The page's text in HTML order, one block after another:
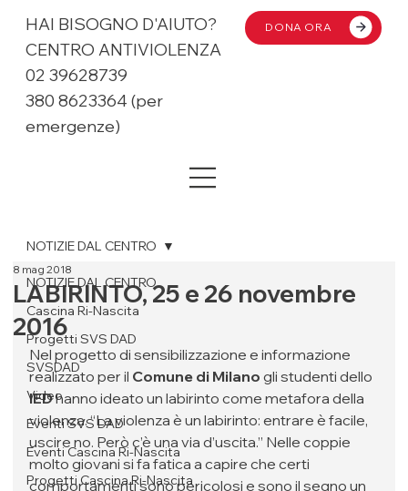
HAI BISOGNO D'AIUTO?
CENTRO ANTIVIOLENZA
02 39628739
380 8623364 (per
emergenze)
DONA ORA
NOTIZIE DAL CENTRO
Cascina Ri-Nascita
Progetti SVS DAD
SVSDAD
Video
Eventi SVS DAD
Eventi Cascina Ri-Nascita
Progetti Cascina Ri-Nascita
NOTIZIE DAL CENTRO
LABIRINTO, 25 e 26 novembre
2016
8 mag 2018
Nel progetto di sensibilizzazione e informazione
realizzato per il Comune di Milano gli studenti dello
IED hanno ideato un labirinto come metafora della
violenza. “La violenza è un labirinto: entrare è facile,
uscire no. Però c’è una via d’uscita.” Nelle coppie
molto giovani si fa fatica a capire che certi
comportamenti sono pericolosi e sono il segno un